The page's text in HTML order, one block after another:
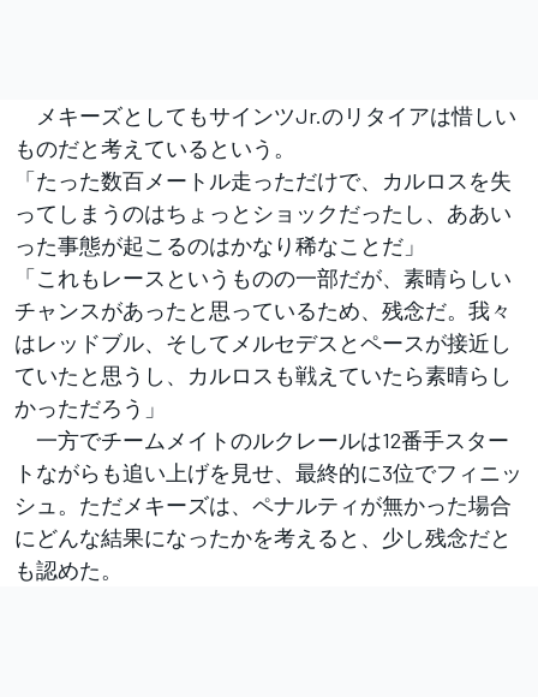
メキーズとしてもサインツJr.のリタイアは惜しい
ものだと考えているという。
「たった数百メートル走っただけで、カルロスを失
ってしまうのはちょっとショックだったし、ああい
った事態が起こるのはかなり稀なことだ」
「これもレースというものの一部だが、素晴らしい
チャンスがあったと思っているため、残念だ。我々
はレッドブル、そしてメルセデスとペースが接近し
ていたと思うし、カルロスも戦えていたら素晴らし
かっただろう」
一方でチームメイトのルクレールは12番手スター
トながらも追い上げを見せ、最終的に3位でフィニッ
シュ。ただメキーズは、ペナルティが無かった場合
にどんな結果になったかを考えると、少し残念だと
も認めた。